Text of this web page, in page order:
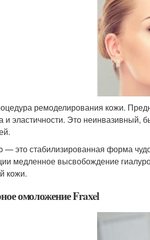
ремоделирования кожи.
и эластичности. Это неинвазивный,
— это стабилизированная форма
медленное высвобождение
кожи.
омоложение Fraxel